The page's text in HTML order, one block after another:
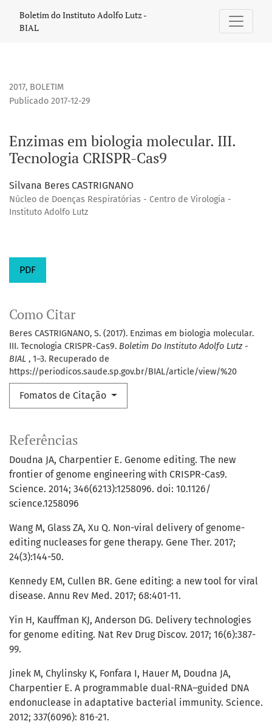
Enzimas em biologia molecular. III. Tecnologia CRISPR-Cas9
Boletim do Instituto Adolfo Lutz -
BIAL
2017, BOLETIM
Enzimas em biologia molecular. III.
Tecnologia CRISPR-Cas9
Publicado 2017-12-29
Silvana Beres CASTRIGNANO
Núcleo de Doenças Respiratórias - Centro de Virologia -
Instituto Adolfo Lutz
PDF
Como Citar
Beres CASTRIGNANO, S. (2017). Enzimas em biologia molecular.
III. Tecnologia CRISPR-Cas9. Boletim Do Instituto Adolfo Lutz -
BIAL , 1–3. Recuperado de
https://periodicos.saude.sp.gov.br/BIAL/article/view/%20
Fomatos de Citação
Referências
Doudna JA, Charpentier E. Genome editing. The new
frontier of genome engineering with CRISPR-Cas9.
Science. 2014; 346(6213):1258096. doi: 10.1126/
science.1258096
Wang M, Glass ZA, Xu Q. Non-viral delivery of genome-
editing nucleases for gene therapy. Gene Ther. 2017;
24(3):144-50.
Kennedy EM, Cullen BR. Gene editing: a new tool for viral
disease. Annu Rev Med. 2017; 68:401-11.
Yin H, Kauffman KJ, Anderson DG. Delivery technologies
for genome editing. Nat Rev Drug Discov. 2017; 16(6):387-
99.
Jinek M, Chylinsky K, Fonfara I, Hauer M, Doudna JA,
Charpentier E. A programmable dual-RNA–guided DNA
endonuclease in adaptative bacterial immunity. Science.
2012; 337(6096): 816-21.